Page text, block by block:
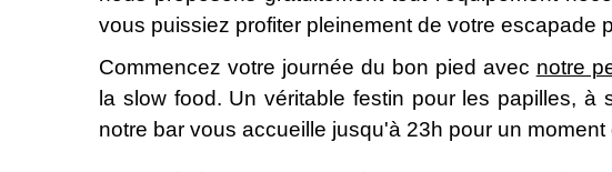
vous puissiez profiter pleinement de votre escapade
Commencez votre journée du bon pied avec notre
la slow food. Un véritable festin pour les papilles,
notre bar vous accueille jusqu'à 23h pour un